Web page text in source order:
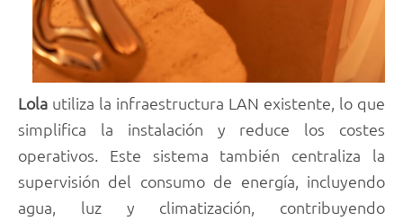
Lola utiliza la infraestructura LAN existente, lo que
simplifica la instalación y reduce los costes
operativos. Este sistema también centraliza la
supervisión del consumo de energía, incluyendo
agua, luz y climatización, contribuyendo